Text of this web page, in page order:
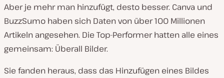
Aber je mehr man hinzufügt, desto besser. Canva und
BuzzSumo haben sich Daten von über 100 Millionen
Artikeln angesehen. Die Top-Performer hatten alle eines
gemeinsam: Überall Bilder.
Sie fanden heraus, dass das Hinzufügen eines Bildes